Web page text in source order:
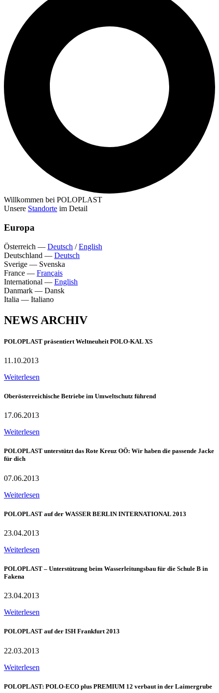
Willkommen bei POLOPLAST
Unsere Standorte im Detail
Europa
Österreich — Deutsch /English
Deutschland — Deutsch
Sverige — Svenska
France — Français
International — English
Danmark — Dansk
Italia — Italiano
NEWS ARCHIV
POLOPLAST präsentiert Weltneuheit POLO-KAL XS
11.10.2013
Weiterlesen
Oberösterreichische Betriebe im Umweltschutz führend
17.06.2013
Weiterlesen
POLOPLAST unterstützt das Rote Kreuz OÖ: Wir haben die passende Jacke
für dich
07.06.2013
Weiterlesen
POLOPLAST auf der WASSER BERLIN INTERNATIONAL 2013
23.04.2013
Weiterlesen
POLOPLAST – Unterstützung beim Wasserleitungsbau für die Schule B in
Fakena
23.04.2013
Weiterlesen
POLOPLAST auf der ISH Frankfurt 2013
22.03.2013
Weiterlesen
POLOPLAST: POLO-ECO plus PREMIUM 12 verbaut in der Laimergrube